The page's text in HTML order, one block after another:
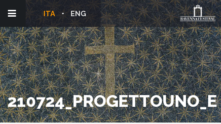
ENG
ITA
210724_PROGETTOUNO_E